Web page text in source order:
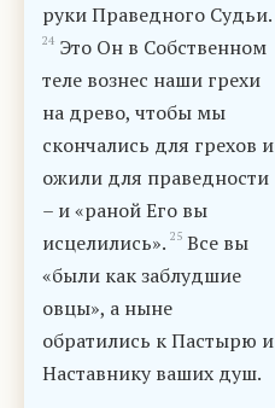
руки Праведного Судьи.
24 Это Он в Собственном
теле вознес наши грехи
на древо, чтобы мы
скончались для грехов и
ожили для праведности
– и «раной Его вы
исцелились». 25 Все вы
«были как заблудшие
овцы», а ныне
обратились к Пастырю и
Наставнику ваших душ.